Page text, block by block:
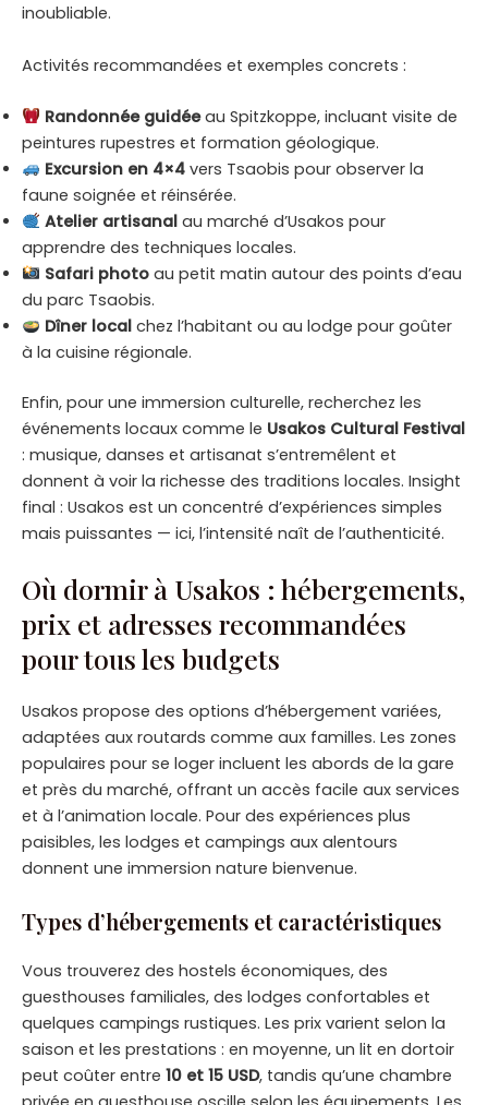
inoubliable.
Activités recommandées et exemples concrets :
Randonnée guidéeau Spitzkoppe, incluant visite de
peintures rupestres et formation géologique.
Excursion en 4×4vers Tsaobis pour observer la
faune soignée et réinsérée.
Atelier artisanalau marché d’Usakos pour
apprendre des techniques locales.
Safari photoau petit matin autour des points d’eau
du parc Tsaobis.
Dîner localchez l’habitant ou au lodge pour goûter
à la cuisine régionale.
Enfin, pour une immersion culturelle, recherchez les
événements locaux comme le Usakos Cultural Festival
: musique, danses et artisanat s’entremêlent et
donnent à voir la richesse des traditions locales. Insight
final : Usakos est un concentré d’expériences simples
mais puissantes — ici, l’intensité naît de l’authenticité.
Où dormir à Usakos : hébergements,
prix et adresses recommandées
pour tous les budgets
Usakos propose des options d’hébergement variées,
adaptées aux routards comme aux familles. Les zones
populaires pour se loger incluent les abords de la gare
et près du marché, offrant un accès facile aux services
et à l’animation locale. Pour des expériences plus
paisibles, les lodges et campings aux alentours
donnent une immersion nature bienvenue.
Types d’hébergements et caractéristiques
Vous trouverez des hostels économiques, des
guesthouses familiales, des lodges confortables et
quelques campings rustiques. Les prix varient selon la
saison et les prestations : en moyenne, un lit en dortoir
peut coûter entre 10 et 15 USD, tandis qu’une chambre